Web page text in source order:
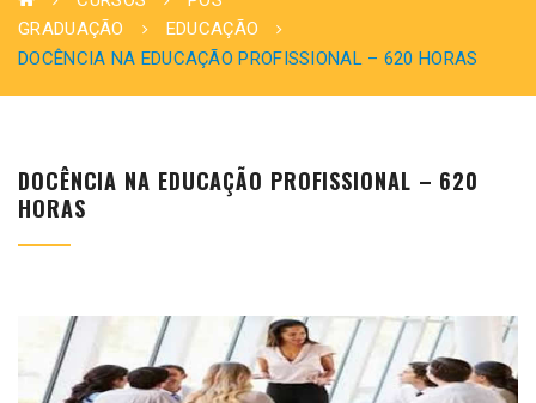
GRADUAÇÃO
EDUCAÇÃO
DOCÊNCIA NA EDUCAÇÃO PROFISSIONAL – 620 HORAS
DOCÊNCIA NA EDUCAÇÃO PROFISSIONAL – 620
HORAS